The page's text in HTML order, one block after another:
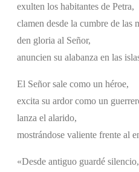
exulten los habitantes de Petra,
clamen desde la cumbre de las
den gloria al Señor,
anuncien su alabanza en las
El Señor sale como un héroe,
excita su ardor como un
lanza el alarido,
mostrándose valiente frente al
«Desde antiguo guardé silencio,